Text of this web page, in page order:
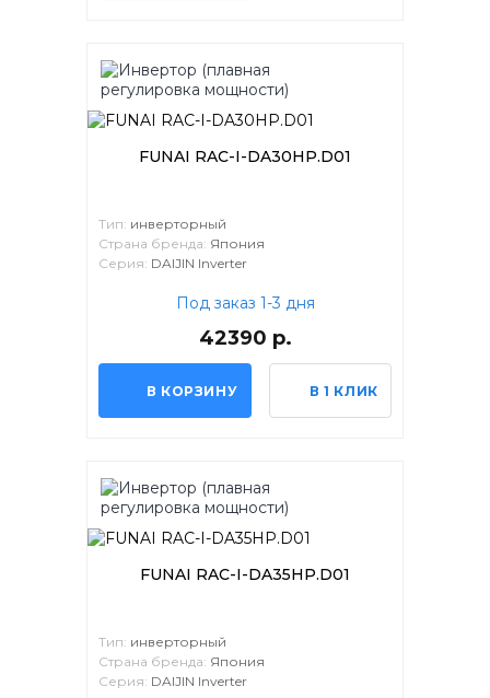
FUNAI RAC-I-DA30HP.D01
Тип: инверторный
Страна бренда: Япония
Серия: DAIJIN Inverter
Под заказ 1-3 дня
42390 р.
В КОРЗИНУ В 1 КЛИК
FUNAI RAC-I-DA35HP.D01
Тип: инверторный
Страна бренда: Япония
Серия: DAIJIN Inverter